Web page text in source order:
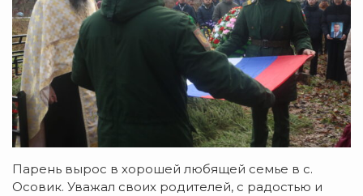
Парень вырос в хорошей любящей семье в с.
Осовик. Уважал своих родителей, с радостью и